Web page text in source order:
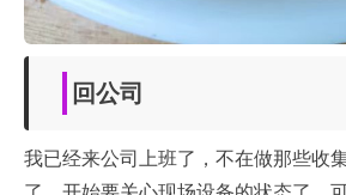
回公司
我已经来公司上班了，不在做那些收